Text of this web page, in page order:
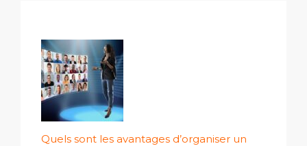
Quels sont les avantages d’organiser un